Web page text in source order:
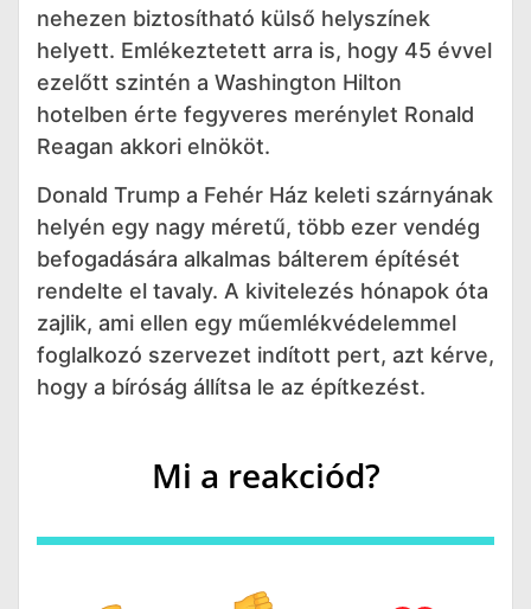
nehezen biztosítható külső helyszínek
helyett. Emlékeztetett arra is, hogy 45 évvel
ezelőtt szintén a Washington Hilton
hotelben érte fegyveres merénylet Ronald
Reagan akkori elnököt.
Donald Trump a Fehér Ház keleti szárnyának
helyén egy nagy méretű, több ezer vendég
befogadására alkalmas bálterem építését
rendelte el tavaly. A kivitelezés hónapok óta
zajlik, ami ellen egy műemlékvédelemmel
foglalkozó szervezet indított pert, azt kérve,
hogy a bíróság állítsa le az építkezést.
Mi a reakciód?